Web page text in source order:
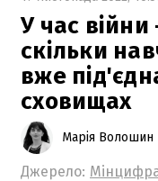
У час
скільки
вже
сховищах
Марія Волошин
Джерело: